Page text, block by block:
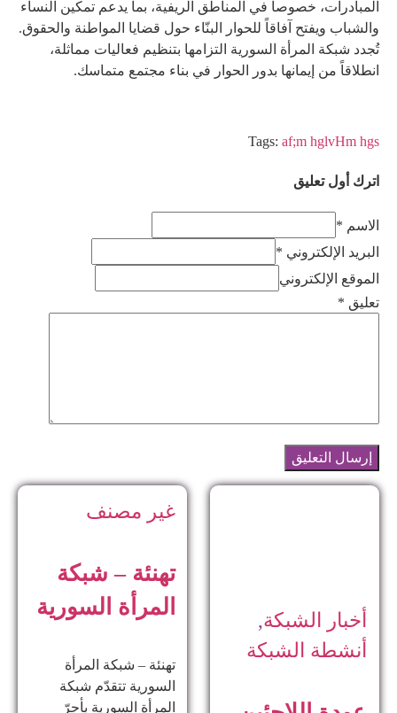
المبادرات، خصوصاً في المناطق الريفية، بما يدعم تمكين النساء
والشباب ويفتح آفاقاً للحوار البنّاء حول قضايا المواطنة والحقوق.
تُجدد شبكة المرأة السورية التزامها بتنظيم فعاليات مماثلة،
انطلاقاً من إيمانها بدور الحوار في بناء مجتمع متماسك.
Tags: af;m hglvHm hgs
اترك أول تعليق
الاسم *
البريد الإلكتروني *
الموقع الإلكتروني
تعليق *
أخبار الشبكة,
أنشطة الشبكة
غير مصنف
تهنئة – شبكة
المرأة السورية
تهنئة – شبكة المرأة
السورية تتقدّم شبكة
المرأة السورية بأحرّ